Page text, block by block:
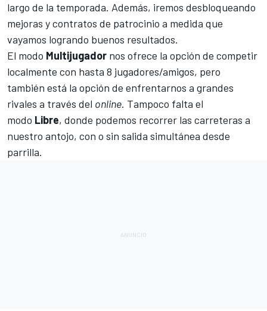
largo de la temporada. Además, iremos desbloqueando
mejoras y contratos de patrocinio a medida que
vayamos logrando buenos resultados.
El modo Multijugador nos ofrece la opción de competir
localmente con hasta 8 jugadores/amigos, pero
también está la opción de enfrentarnos a grandes
rivales a través del online. Tampoco falta el
modo Libre, donde podemos recorrer las carreteras a
nuestro antojo, con o sin salida simultánea desde
parrilla.